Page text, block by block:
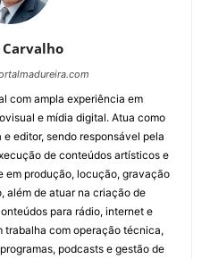
Carvalho
com ampla experiência em
e mídia digital. Atua como
editor, sendo responsável pela
de conteúdos artísticos e
em produção, locução, gravação
além de atuar na criação de
para rádio, internet e
trabalha com operação técnica,
podcasts e gestão de